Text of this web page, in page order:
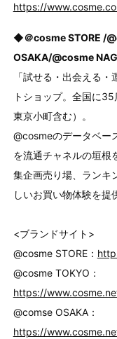
https://
◆＠cosme STORE /
OSAKA/@cosme
「試せる・出会える
トショップ。全国に
東京小町含む）。
@cosmeのデータベー
を流通チャネルの垣根
集企画売り場、ランキ
しいお買い物体験を提
<ブランドサイト>
@cosme STORE：
@cosme TOKYO：
https://
@comse OSAKA：
https://